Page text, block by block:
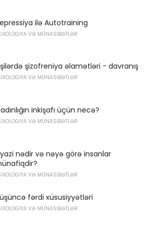
ilə Autotraining
VƏ MÜNASIBƏTLƏR
şizofreniya əlamətləri - davranış
VƏ MÜNASIBƏTLƏR
inkişafı üçün necə?
VƏ MÜNASIBƏTLƏR
nədir və nəyə görə insanlar
VƏ MÜNASIBƏTLƏR
fərdi xüsusiyyətləri
VƏ MÜNASIBƏTLƏR